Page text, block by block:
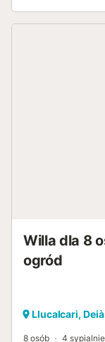
Willa dla 8
ogród
Llucalcari, Deià
8 osób 4 sypialnie